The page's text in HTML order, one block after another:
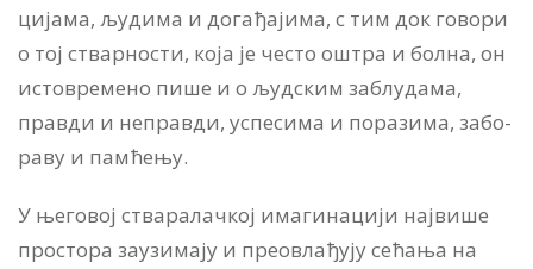
ци­ја­ма, љу­ди­ма и до­га­ђа­ји­ма, с тим док го­во­ри
о тој ствар­но­сти, ко­ја је че­сто оштра и бол­на, он
исто­вре­ме­но пи­ше и о људ­ским за­блу­да­ма,
прав­ди и не­прав­ди, усп­е­си­ма и по­ра­зи­ма, за­бо­
ра­ву и пам­ће­њу.
У ње­го­вој ства­ра­лач­кој има­ги­на­ци­ји нај­ви­ше
про­сто­ра за­у­зи­ма­ју и пре­о­вла­ђу­ју се­ћа­ња на